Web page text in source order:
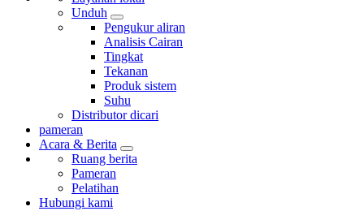
Unduh
Pengukur aliran
Analisis Cairan
Tingkat
Tekanan
Produk sistem
Suhu
Distributor dicari
pameran
Acara & Berita
Ruang berita
Pameran
Pelatihan
Hubungi kami